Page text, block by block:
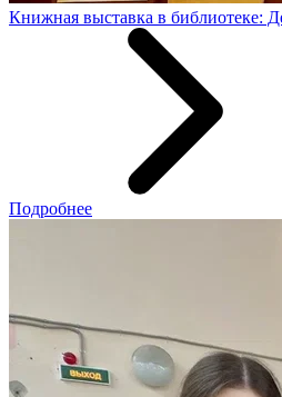
Книжная выставка в библиотеке:
Подробнее